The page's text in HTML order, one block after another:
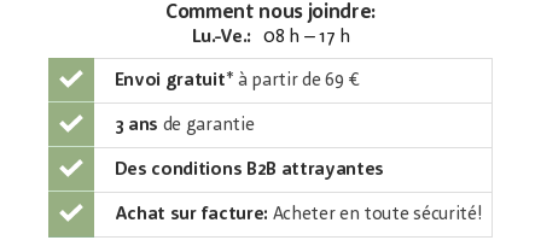
Comment nous joindre:
Lu.-Ve.: 08 h – 17 h
Envoi gratuit* à partir de 69 €
3 ans de garantie
Des conditions B2B attrayantes
Achat sur facture: Acheter en toute sécurité!